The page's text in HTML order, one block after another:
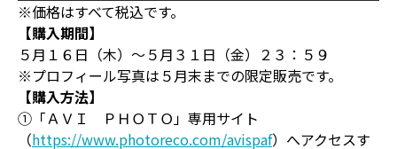
※価格はすべて税込です。
【購入期間】
５月１６日（木）～５月３１日（金）２３：５９
※プロフィール写真は５月末までの限定販売です。
【購入方法】
①「ＡＶＩ ＰＨＯＴＯ」専用サイト
（https://www.photoreco.com/avispaf）へアクセスす